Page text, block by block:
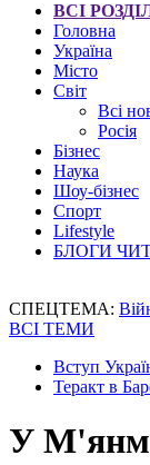
ВСІ
Головна
Україна
Місто
Світ
Всі
Росія
Бізнес
Наука
Шоу-бізнес
Спорт
Lifestyle
БЛОГИ
СПЕЦТЕМА:
ВСІ ТЕМИ
Вступ
Теракт в
У